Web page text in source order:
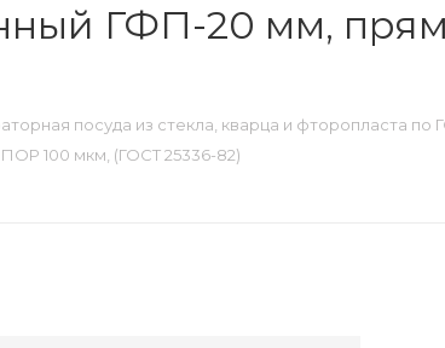
ГФП-20 мм,
посуда из стекла, кварца и фторопласта по
100 мкм, (ГОСТ 25336-82)